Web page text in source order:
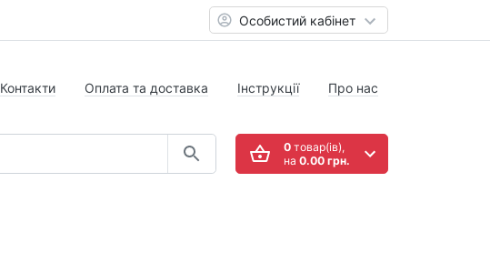
Особистий кабінет
Контакти Оплата та доставка Інструкції Про нас
0товар(ів),
на 0.00 грн.